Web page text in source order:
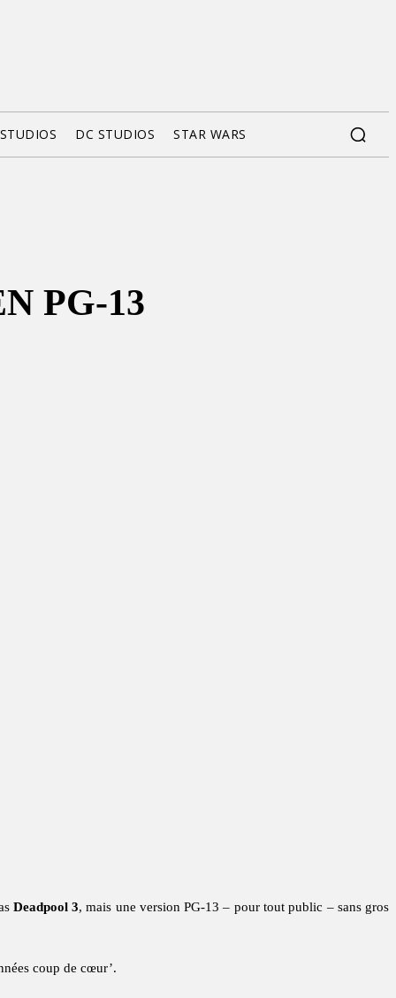
DC STUDIOS STAR WARS
PG-13
Deadpool 3, mais une version PG-13 – pour tout public – sans gros
coup de cœur’.